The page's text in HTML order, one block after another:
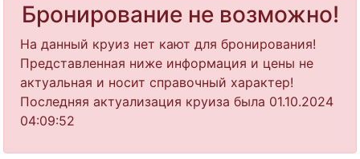
Бронирование не возможно!
На данный круиз нет кают для бронирования!
Представленная ниже информация и цены не
актуальная и носит справочный характер!
Последняя актуализация круиза была 01.10.2024
04:09:52